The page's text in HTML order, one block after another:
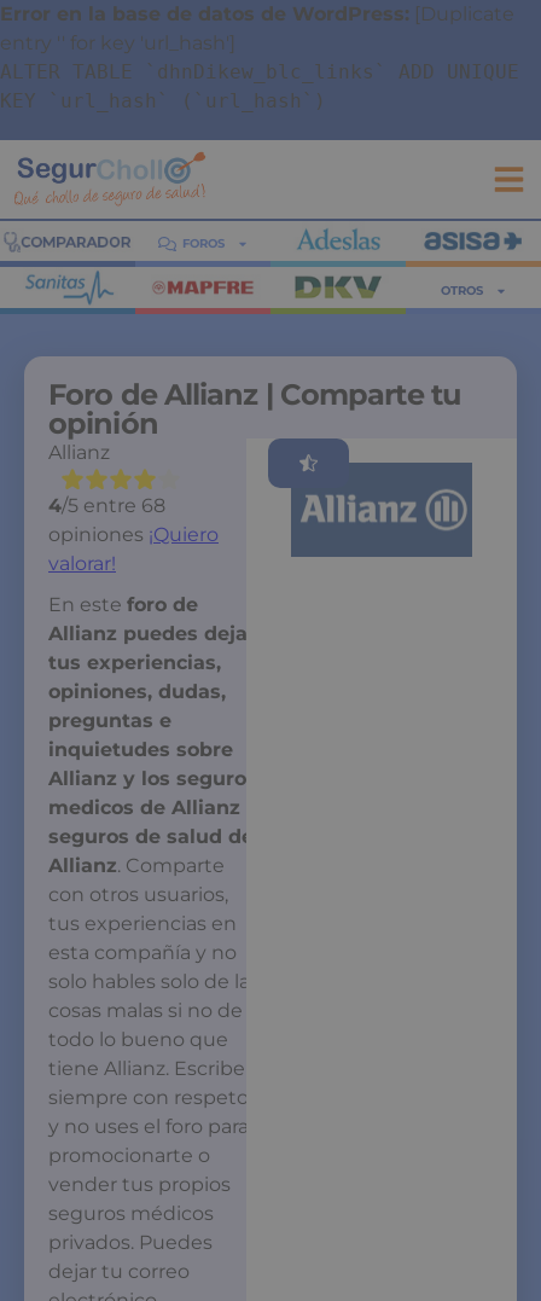
Error en la base de datos de WordPress: [Duplicate
entry '' for key 'url_hash']
ALTER TABLE `dhnDikew_blc_links` ADD UNIQUE
KEY `url_hash` (`url_hash`)
FOROS
OTROS
Foro de Allianz | Comparte tu
opinión
Allianz
4/5 entre 68
opiniones ¡Quiero
valorar!
En este foro de
Allianz puedes dejar
tus experiencias,
opiniones, dudas,
preguntas e
inquietudes sobre
Allianz y los seguros
medicos de Allianz o
seguros de salud de
Allianz. Comparte
con otros usuarios,
tus experiencias en
esta compañía y no
solo hables solo de las
cosas malas si no de
todo lo bueno que
tiene Allianz. Escribe
siempre con respeto
y no uses el foro para
promocionarte o
vender tus propios
seguros médicos
privados. Puedes
dejar tu correo
Valorar